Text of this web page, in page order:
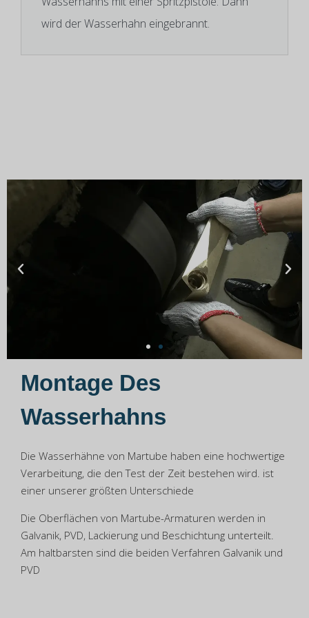
wird der Wasserhahn eingebrannt.
Montage Des
Wasserhahns
Die Wasserhähne von Martube haben eine hochwertige
Verarbeitung, die den Test der Zeit bestehen wird. ist
einer unserer größten Unterschiede
Die Oberflächen von Martube-Armaturen werden in
Galvanik, PVD, Lackierung und Beschichtung unterteilt.
Am haltbarsten sind die beiden Verfahren Galvanik und
PVD